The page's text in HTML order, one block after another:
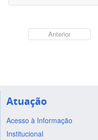
Anterior
Atuação
Acesso à Informação
Institucional